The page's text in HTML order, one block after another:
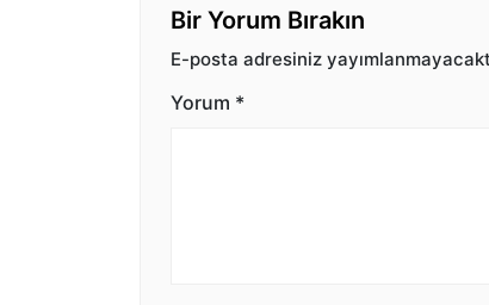
Bir Yorum Bırakın
E-posta adresiniz
Yorum *